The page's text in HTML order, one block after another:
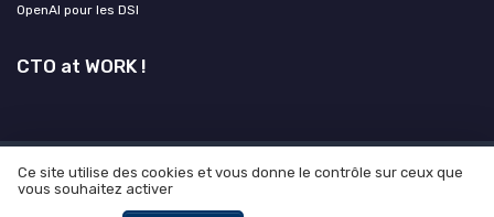
OpenAI pour les DSI
CTO at WORK !
Mentions légales Politique de confidentialité
Grande
Enquête 2025 sur l'IA et les directeurs technique
Ce site utilise des cookies et vous donne le contrôle sur ceux que
vous souhaitez activer